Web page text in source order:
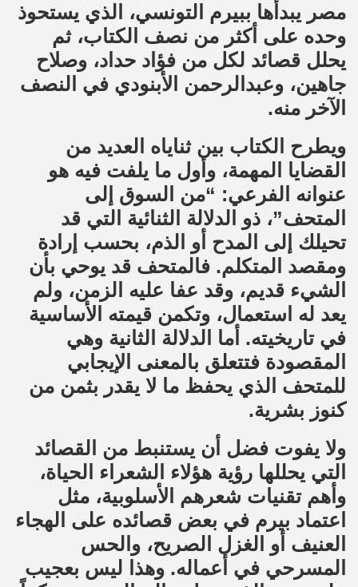
مصر يبدأها ببيرم التونسي، الذي يستحوذ
وحده على أكثر من نصف الكتاب، ثم
يحلل قصائد لكل من فؤاد حداد، وصلاح
جاهين، وعبدالرحمن الأبنودي في النصف
الآخر منه.
ويطرح الكتاب بين ثناياه العديد من
القضايا المهمة، وأول ما يلفت فيه هو
عنوانه الفرعي: “من السوق إلى
المتحف”، ذو الدلالة الثنائية التي قد
تحيلك إلى المدح أو الذم، بحسب إرادة
ومقصد المتكلم. فالمتحف قد يوحي بأن
الشيء قديم، وقد عفا عليه الزمن، ولم
يعد له استعمال، وتكمن قيمته الأساسية
في تاريخيته. أما الدلالة الثانية وهي
المقصودة فتتعلق بالمعنى الإيجابي
للمتحف الذي يحفظ ما لا يقدر بثمن من
كنوز بشرية.
ولا يفوت فضل أن يستنبط من القصائد
التي يحللها رؤية هؤلاء الشعراء الحياة،
وأهم تقنيات شعرهم الأسلوبية، مثل
اعتماد بيرم في بعض قصائده على الهجاء
العنيف أو الغزل الصريح، والحس
المسرحي في أعماله. وهذا ليس بعجيب